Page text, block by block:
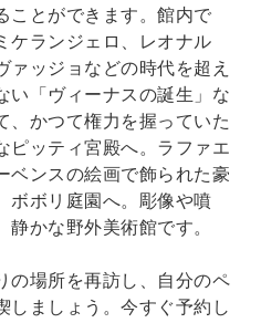
ことができます。館内で
ケランジェロ、レオナル
ァッジョなどの時代を超え
い「ヴィーナスの誕生」な
、かつて権力を握っていた
ピッティ宮殿へ。ラファエ
ベンスの絵画で飾られた豪
ボボリ庭園へ。彫像や噴
かな野外美術館です。
の場所を再訪し、自分のペ
しましょう。今すぐ予約し